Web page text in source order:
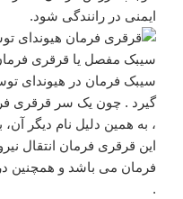
ایمنی در رانندگی شود.
سیبک مفصل یا قرقری
گیرد . چون یک سر قرقری
، به همین دلیل نام دیگر
این قرقری فرمان انتقال
فرمان می باشد و همچنین
.